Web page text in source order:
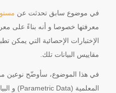
في موضوع سابق تحدثت عن
معرفتها خصوصا و أنه بناءً على
الإختبارات الإحصائية التي يمكن
مقاييس البيانات تلك.
في هذا الموضوع، سأوضّح نوعين من